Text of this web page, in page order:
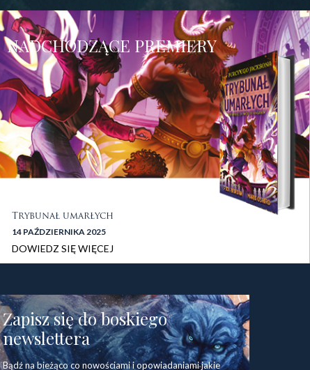
stopka 1
NADCHODZĄCE PREMIERY
Trybunał umarłych
14 PAŹDZIERNIKA 2025
DOWIEDZ SIĘ WIĘCEJ
Zapisz się do boskiego
newslettera
Bądź na bieżąco co nowościami i opowiadaniami jakie